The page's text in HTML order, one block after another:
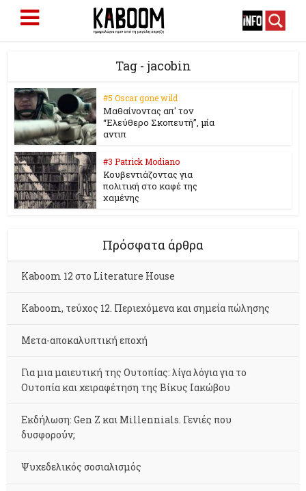
Tag - jacobin
#5 Oscar gone wild
Μαθαίνοντας απ' τον
“Ελεύθερο Σκοπευτή”, μία
αντιπ
#3 Patrick Modiano
Κουβεντιάζοντας για
πολιτική στο καφέ της
χαμένης
Πρόσφατα άρθρα
Kaboom 12 στο Literature House
Kaboom, τεύχος 12. Περιεχόμενα και σημεία πώλησης
Μετα-αποκαλυπτική εποχή
Για μια μαιευτική της Ουτοπίας: λίγα λόγια για το
Ουτοπία και χειραφέτηση της Βίκυς Ιακώβου
Εκδήλωση: Gen Z και Millennials. Γενιές που
δυσφορούν;
Ψυχεδελικός σοσιαλισμός